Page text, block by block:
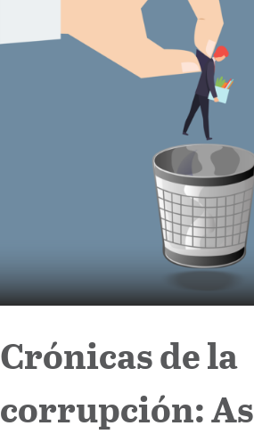
Crónicas de la
corrupción: